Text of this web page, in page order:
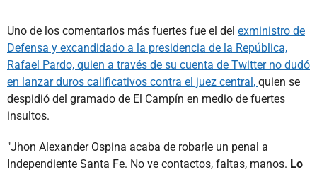
Uno de los comentarios más fuertes fue el del exministro de
Defensa y excandidado a la presidencia de la República,
Rafael Pardo, quien a través de su cuenta de Twitter no dudó
en lanzar duros calificativos contra el juez central, quien se
despidió del gramado de El Campín en medio de fuertes
insultos.
"Jhon Alexander Ospina acaba de robarle un penal a
Independiente Santa Fe. No ve contactos, faltas, manos. Lo